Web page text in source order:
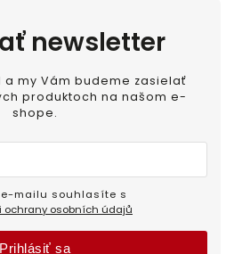
newsletter
my Vám budeme zasielať
produktoch na našom e-
shope.
ochrany osobních údajů
Prihlásiť sa